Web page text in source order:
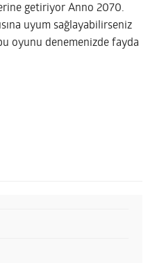
getiriyor Anno 2070.
uyum sağlayabilirseniz
oyunu denemenizde fayda